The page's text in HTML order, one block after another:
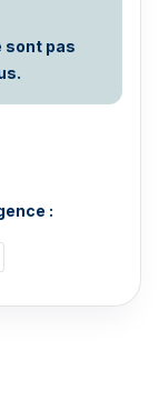
sont pas
: